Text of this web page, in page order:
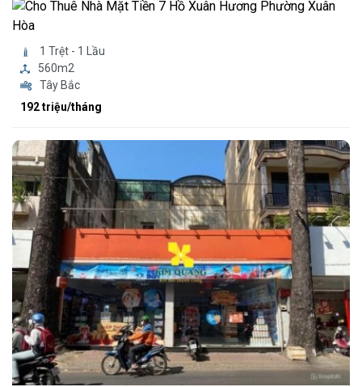
1 Trệt - 1 Lầu
560m2
Tây Bắc
192 triệu/tháng